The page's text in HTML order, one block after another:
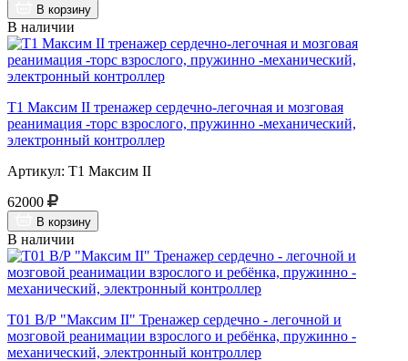
В корзину
В наличии
Т1 Максим II тренажер сердечно-легочная и мозговая
реанимация -торс взрослого, пружинно -механический,
электронный контроллер
Артикул: Т1 Максим II
62000
В корзину
В наличии
Т01 В/Р "Максим II" Тренажер сердечно - легочной и
мозговой реанимации взрослого и ребёнка, пружинно -
механический, электронный контроллер